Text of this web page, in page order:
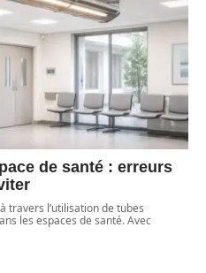
de santé : erreurs
travers l’utilisation de tubes
les espaces de santé. Avec